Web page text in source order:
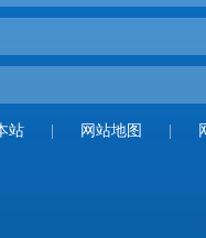
站 网站地图